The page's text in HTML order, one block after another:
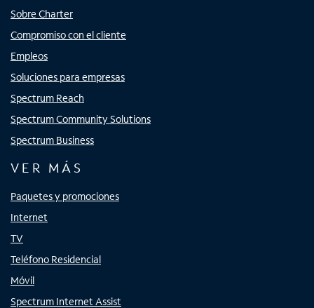
Sobre Charter
Compromiso con el cliente
Empleos
Soluciones para empresas
Spectrum Reach
Spectrum Community Solutions
Spectrum Business
VER MÁS
Paquetes y promociones
Internet
TV
Teléfono Residencial
Móvil
Spectrum Internet Assist